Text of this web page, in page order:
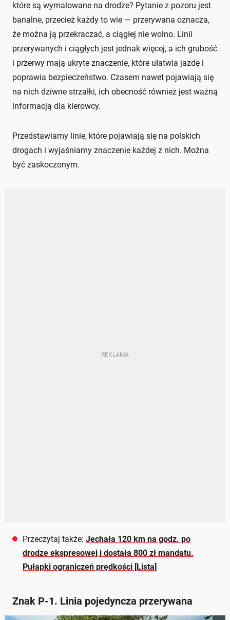
które są wymalowane na drodze? Pytanie z pozoru jest
banalne, przecież każdy to wie — przerywana oznacza,
że można ją przekraczać, a ciągłej nie wolno. Linii
przerywanych i ciągłych jest jednak więcej, a ich grubość
i przerwy mają ukryte znaczenie, które ułatwia jazdę i
poprawia bezpieczeństwo. Czasem nawet pojawiają się
na nich dziwne strzałki, ich obecność również jest ważną
informacją dla kierowcy.
Przedstawiamy linie, które pojawiają się na polskich
drogach i wyjaśniamy znaczenie każdej z nich. Można
być zaskoczonym.
Przeczytaj także: Jechała 120 km na godz. po
drodze ekspresowej i dostała 800 zł mandatu.
Pułapki ograniczeń prędkości [Lista]
Znak P-1. Linia pojedyncza przerywana